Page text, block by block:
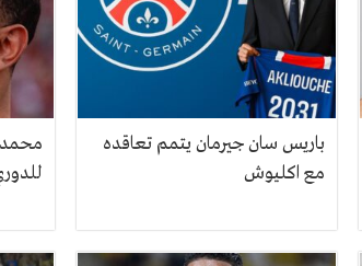
باريس سان جيرمان يتمم تعاقده
مع اكليوش
محمد